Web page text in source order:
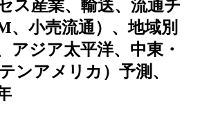
ス産業、輸送、流通チ
、小売流通）、地域別
アジア太平洋、中東・
ンアメリカ）予測、